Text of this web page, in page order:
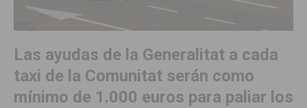
Las ayudas de la Generalitat a cada
taxi de la Comunitat serán como
mínimo de 1.000 euros para paliar los